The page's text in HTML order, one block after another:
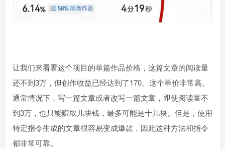
让我们来看看这个项目的单篇作品价格，这篇文章的阅读量
还不到3万，但创作收益已经达到了170。这个单价非常高。
通常情况下，写一篇文章或者改写一篇文章，即使阅读量不
到3万，也只能赚取几块钱，最多可能是十几块。但是，使用
特定指令生成的文章很容易变成爆款，因此这种方法和指令
都非常可靠。